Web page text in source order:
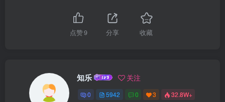
点赞9 分享 收藏
知乐 关注
0 5942 0 3 32.8W+